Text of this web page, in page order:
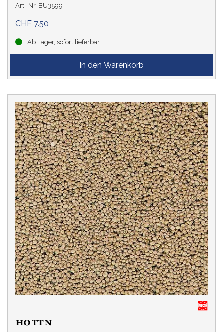
Art.-Nr. BU3599
CHF 7.50
Ab Lager, sofort lieferbar